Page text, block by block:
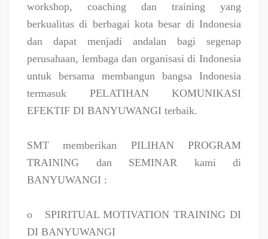
workshop, coaching dan training yang
berkualitas di berbagai kota besar di Indonesia
dan dapat menjadi andalan bagi segenap
perusahaan, lembaga dan organisasi di Indonesia
untuk bersama membangun bangsa Indonesia
termasuk PELATIHAN KOMUNIKASI
EFEKTIF DI BANYUWANGI terbaik.
SMT memberikan PILIHAN PROGRAM
TRAINING dan SEMINAR kami di
BANYUWANGI :
o
SPIRITUAL MOTIVATION TRAINING DI
DI BANYUWANGI